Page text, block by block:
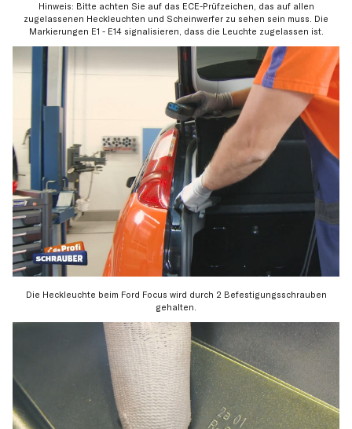
Hinweis: Bitte achten Sie auf das ECE-Prüfzeichen, das auf allen
zugelassenen Heckleuchten und Scheinwerfer zu sehen sein muss. Die
Markierungen E1 - E14 signalisieren, dass die Leuchte zugelassen ist.
Die Heckleuchte beim Ford Focus wird durch 2 Befestigungsschrauben
gehalten.